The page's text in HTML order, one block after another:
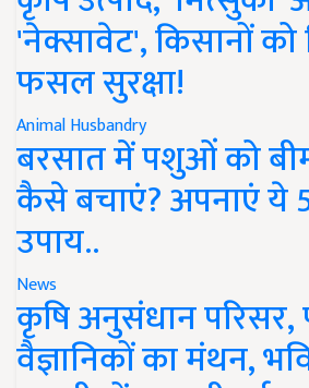
'नेक्सावेट', किसानों को
फसल सुरक्षा!
Animal Husbandry
बरसात में पशुओं को
कैसे बचाएं? अपनाएं ये
उपाय..
News
कृषि अनुसंधान परिसर,
वैज्ञानिकों का मंथन,